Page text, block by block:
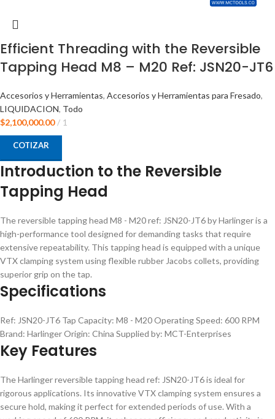
Efficient Threading with the Reversible
Tapping Head M8 – M20 Ref: JSN20-JT6
Accesorios y Herramientas, Accesorios y Herramientas para Fresado,
LIQUIDACION, Todo
$2,100,000.00 1
COTIZAR
Introduction to the Reversible
Tapping Head
The reversible tapping head M8 - M20 ref: JSN20-JT6 by Harlinger is a
high-performance tool designed for demanding tasks that require
extensive repeatability. This tapping head is equipped with a unique
VTX clamping system using flexible rubber Jacobs collets, providing
superior grip on the tap.
Specifications
Ref: JSN20-JT6 Tap Capacity: M8 - M20 Operating Speed: 600 RPM
Brand: Harlinger Origin: China Supplied by: MCT-Enterprises
Key Features
The Harlinger reversible tapping head ref: JSN20-JT6 is ideal for
rigorous applications. Its innovative VTX clamping system ensures a
secure hold, making it perfect for extended periods of use. With a